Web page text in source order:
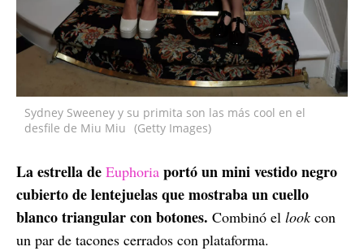
Sydney Sweeney y su primita son las más cool en el
desfile de Miu Miu (Getty Images)
La estrella de Euphoria portó un mini vestido negro
cubierto de lentejuelas que mostraba un cuello
blanco triangular con botones. Combinó el lookcon
un par de tacones cerrados con plataforma.